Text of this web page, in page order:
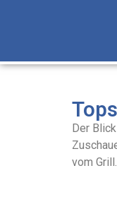
Der
vom Grill.